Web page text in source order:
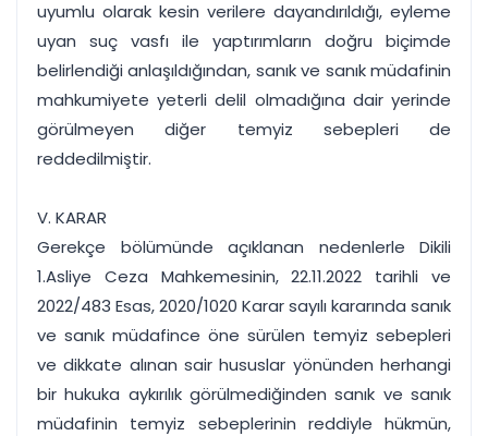
uyumlu olarak kesin verilere dayandırıldığı, eyleme
uyan suç vasfı ile yaptırımların doğru biçimde
belirlendiği anlaşıldığından, sanık ve sanık müdafinin
mahkumiyete yeterli delil olmadığına dair yerinde
görülmeyen diğer temyiz sebepleri de
reddedilmiştir.
V. KARAR
Gerekçe bölümünde açıklanan nedenlerle Dikili
1.Asliye Ceza Mahkemesinin, 22.11.2022 tarihli ve
2022/483 Esas, 2020/1020 Karar sayılı kararında sanık
ve sanık müdafince öne sürülen temyiz sebepleri
ve dikkate alınan sair hususlar yönünden herhangi
bir hukuka aykırılık görülmediğinden sanık ve sanık
müdafinin temyiz sebeplerinin reddiyle hükmün,